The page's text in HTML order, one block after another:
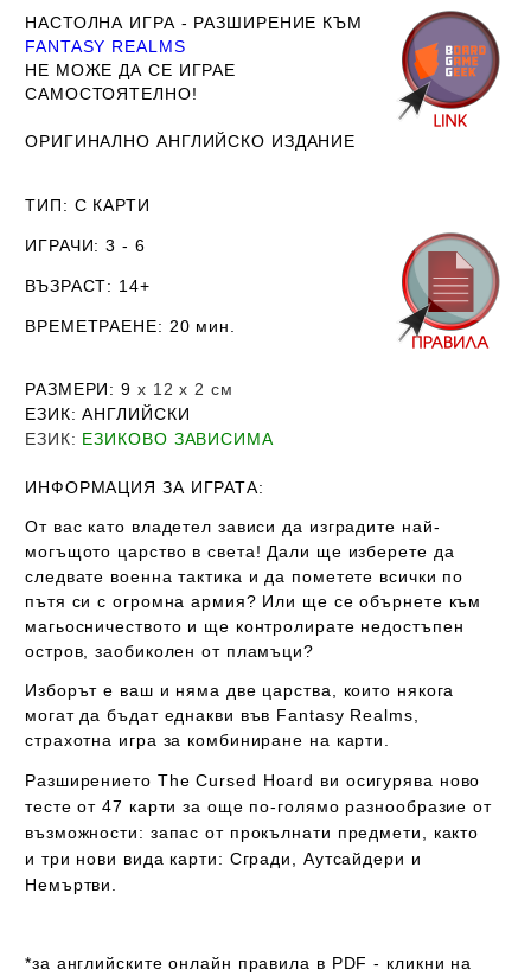
НАСТОЛНА ИГРА - РАЗШИРЕНИЕ КЪМ
FANTASY REALMS
НЕ МОЖЕ ДА СЕ ИГРАЕ
САМОСТОЯТЕЛНО!
ОРИГИНАЛНО АНГЛИЙСКО ИЗДАНИЕ
ТИП: С КАРТИ
ИГРАЧИ: 3 - 6
ВЪЗРАСТ: 14+
ВРЕМЕТРАЕНЕ: 20 мин.
РАЗМЕРИ: 9 х 12 х 2см
ЕЗИК: АНГЛИЙСКИ
ЕЗИК: ЕЗИКОВО ЗАВИСИМА
ИНФОРМАЦИЯ ЗА ИГРАТА:
От вас като владетел зависи да изградите най-
могъщото царство в света! Дали ще изберете да
следвате военна тактика и да пометете всички по
пътя си с огромна армия? Или ще се обърнете към
магьосничеството и ще контролирате недостъпен
остров, заобиколен от пламъци?
Изборът е ваш и няма две царства, които някога
могат да бъдат еднакви във Fantasy Realms,
страхотна игра за комбиниране на карти.
Разширението The Cursed Hoard ви осигурява ново
тесте от 47 карти за още по-голямо разнообразие от
възможности: запас от прокълнати предмети, както
и три нови вида карти: Сгради, Аутсайдери и
Немъртви.
*за английските онлайн правила в PDF - кликни на